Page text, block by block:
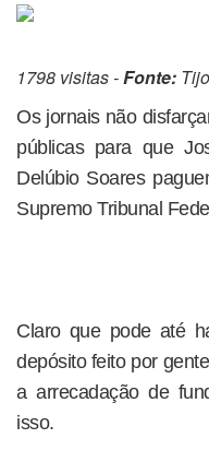
1798 visitas -Fonte:
Os jornais não
públicas para que
Delúbio Soares
Supremo Tribunal
Claro que pode até
depósito feito por
a arrecadação de
isso.